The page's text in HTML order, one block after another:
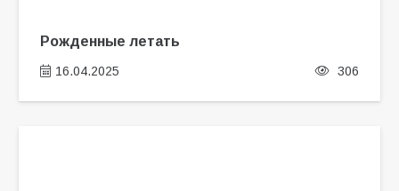
Рожденные летать
16.04.2025 306